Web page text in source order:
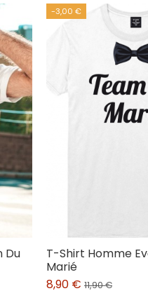
Du
-3,00 €
T-Shirt Homme
Marié
8,90 € 11,90 €